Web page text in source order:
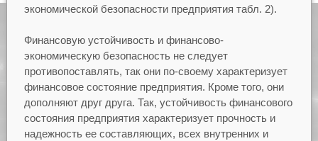
экономической безопасности предприятия табл. 2).
Финансовую устойчивость и финансово-
экономическую безопасность не следует
противопоставлять, так они по-своему характеризует
финансовое состояние предприятия. Кроме того, они
дополняют друг друга. Так, устойчивость финансового
состояния предприятия характеризует прочность и
надежность ее составляющих, всех внутренних и